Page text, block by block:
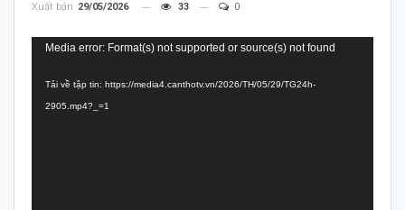
Xuất bản 29/05/2026 33 0
Trình
Video
Media error: Format(s) not supported or source(s) not found
Tải về tập tin: https://media4.canthotv.vn/2026/TH/05/29/TG24h-
2905.mp4?_=1